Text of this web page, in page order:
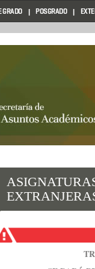
GRADO POSGRADO